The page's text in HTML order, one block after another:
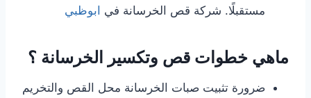
مستقبلًا. شركة قص الخرسانة في ابوظبي
ماهي خطوات قص وتكسير الخرسانة ؟
ضرورة تثبيت صبات الخرسانة محل القص والتخريم